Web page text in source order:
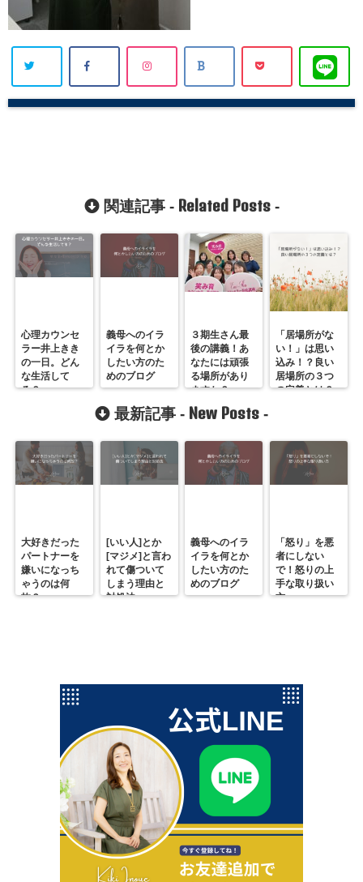
関連記事 - Related Posts-
心理カウンセ
ラー井上きき
の一日。どん
な生活して
る？
義母へのイラ
イラを何とか
したい方のた
めのブログ
３期生さん最
後の講義！あ
なたには頑張
る場所があり
ますか？
「居場所がな
い！」は思い
込み！？良い
居場所の３つ
の定義とは？
最新記事 - New Posts -
大好きだった
パートナーを
嫌いになっち
ゃうのは何
故？
[いい人]とか
[マジメ]と言わ
れて傷ついて
しまう理由と
対処法
義母へのイラ
イラを何とか
したい方のた
めのブログ
「怒り」を悪
者にしない
で！怒りの上
手な取り扱い
方